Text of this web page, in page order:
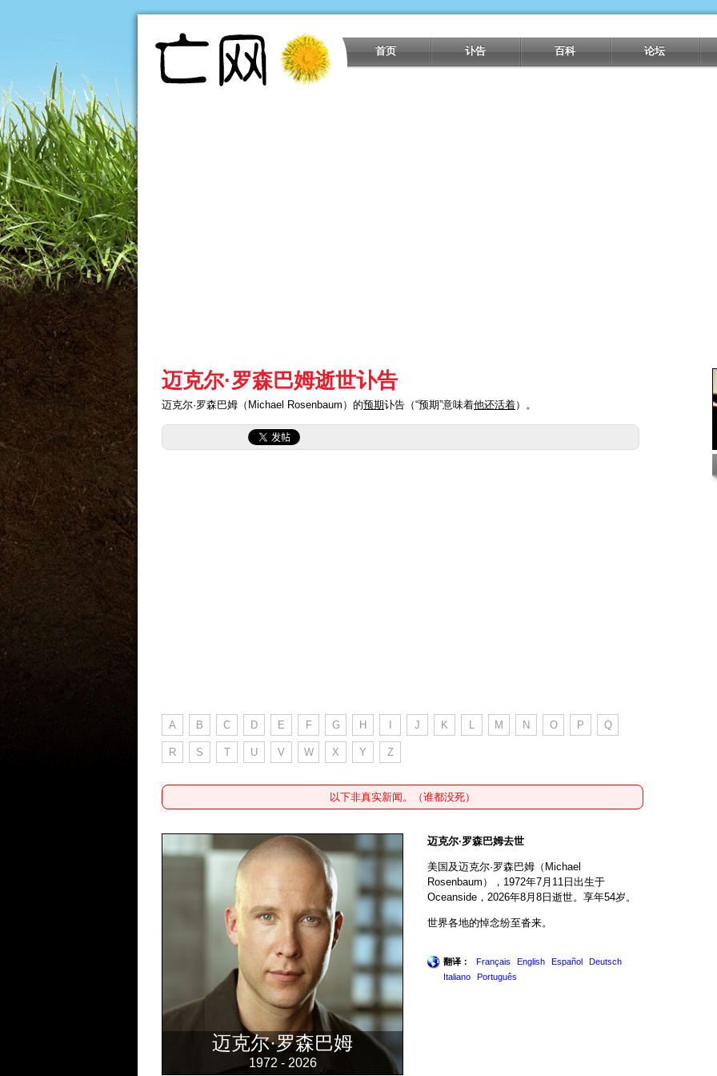
首页 讣告 百科 论坛
迈克尔·罗森巴姆逝世讣告
迈克尔·罗森巴姆（Michael Rosenbaum）的预期讣告（“预期”意味着他还活着）。
A B C D E F G H J K L M N O P Q
R S T U V W X Y Z
以下非真实新闻。（谁都没死）
迈克尔·罗森巴姆
1972 - 2026
迈克尔·罗森巴姆去世
美国及迈克尔·罗森巴姆（Michael
Rosenbaum），1972年7月11日出生于
Oceanside，2026年8月8日逝世。享年54岁。
世界各地的悼念纷至沓来。
翻译： Français English Español
Deutsch
Italiano
Português